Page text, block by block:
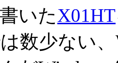
いたX01HT
数少ない、